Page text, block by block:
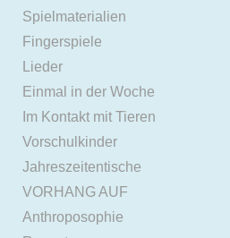
Spielmaterialien
Fingerspiele
Lieder
Einmal in der Woche
Im Kontakt mit Tieren
Vorschulkinder
Jahreszeitentische
VORHANG AUF
Anthroposophie